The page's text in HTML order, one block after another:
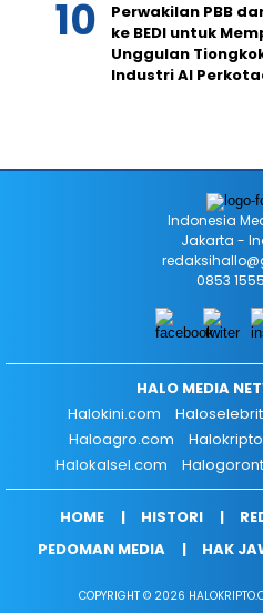
Perwakilan PBB
ke BEDI untuk
Unggulan
Industri AI
Indonesia
Jakarta -
0853
HALO MEDIA
Halokini.com
Haloagro.com
Halokalsel.com
HOME HISTORI
PEDOMAN MEDIA
HAK
COPYRIGHT © 2026